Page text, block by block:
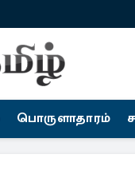
பொருளாதாரம்